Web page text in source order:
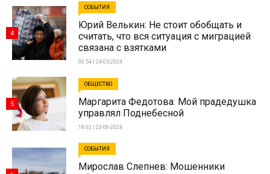
СОБЫТИЯ
Юрий Велькин: Не стоит обобщать и
считать, что вся ситуация с миграцией
связана с взятками
00:54 | 24-05-2024
4
ОБЩЕСТВО
Маргарита Федотова: Мой прадедушка
управлял Поднебесной
18:03 | 23-06-2024
5
СОБЫТИЯ
Мирослав Слепнев: Мошенники